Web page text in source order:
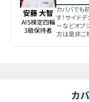
安藤 大智
AIS検定四輪
3級保持者
カババでも
す！サイド
ーなどオプ
方は是非ご
カ